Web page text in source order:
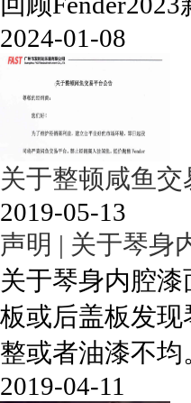
2024-01-08
关于整顿咸鱼
2019-05-13
声明 | 关于琴身
关于琴身内腔
板或后盖板发
整或者油漆不
2019-04-11